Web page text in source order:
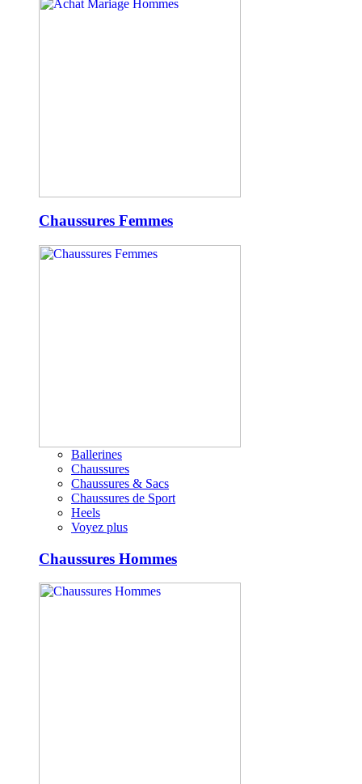
Chaussures Femmes
Ballerines
Chaussures
Chaussures & Sacs
Chaussures de Sport
Heels
Voyez plus
Chaussures Hommes